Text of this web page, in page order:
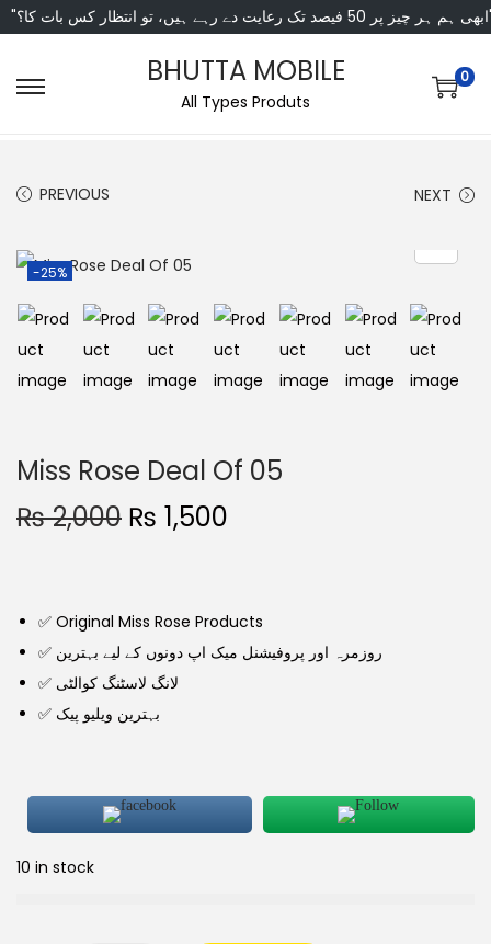
انتظار کس بات کا؟"
BHUTTA MOBILE
All Types Produts
0
PREVIOUS NEXT
-25%
Miss Rose Deal Of 05
₨2,000 ₨ 1,500
✅ Original Miss Rose Products
✅ روزمرہ اور پروفیشنل میک اپ دونوں کے لیے بہترین
✅ لانگ لاسٹنگ کوالٹی
✅ بہترین ویلیو پیک
10 in stock